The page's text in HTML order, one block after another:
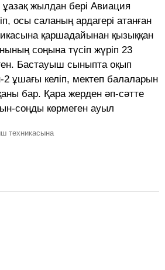
жылдан бері Авиация
осы саланың ардагері атанған
қаршадайынан қызыққан
соңына түсіп жүріп 23
Бастауыш сыныпта оқып
ұшағы келіп, мектеп балаларын
бар. Қара жерден әп-сәтте
соңды көрмеген ауыл
техникасына